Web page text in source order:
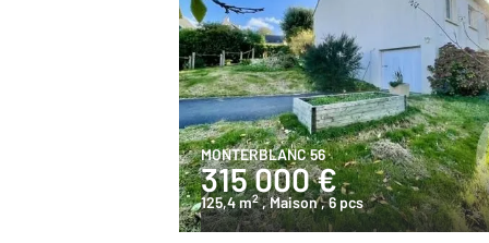
MONTERBLANC 56
315 000 €
125,4 m2 , Maison, 6 pcs